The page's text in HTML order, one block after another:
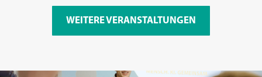
WEITERE VERANSTALTUNGEN